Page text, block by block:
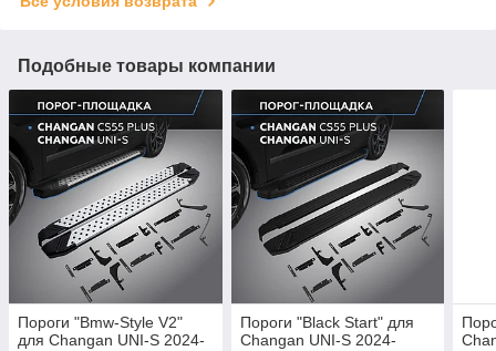
Подобные товары компании
Пороги "Bmw-Style V2"
для Changan UNI-S 2024-
Пороги "Black Start" для
Changan UNI-S 2024-